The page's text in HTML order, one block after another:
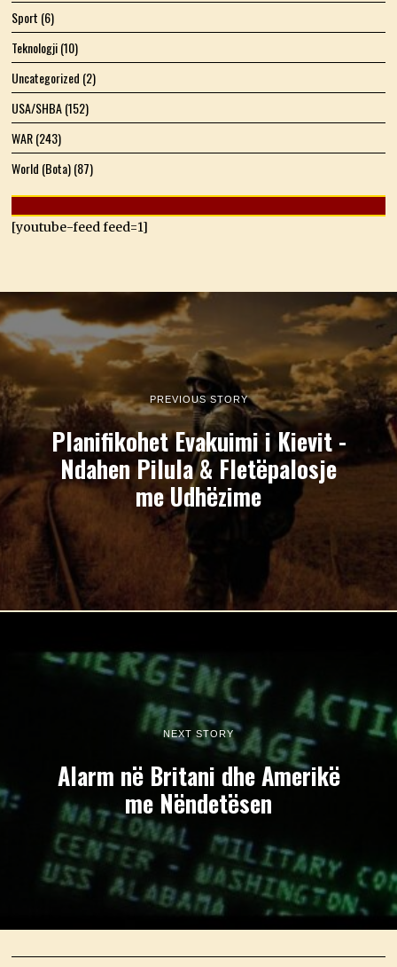
Sport (6)
Teknologji(10)
Uncategorized (2)
USA/SHBA(152)
WAR(243)
World (Bota)(87)
[youtube-feed feed=1]
PREVIOUS STORY
Planifikohet Evakuimi i Kievit -
Ndahen Pilula & Fletëpalosje
me Udhëzime
NEXT STORY
Alarm në Britani dhe Amerikë
me Nëndetësen